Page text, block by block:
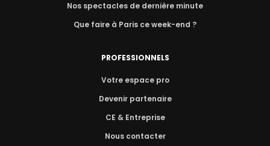
Nos spectacles de dernière minute
Que faire à Paris ce week-end ?
PROFESSIONNELS
Votre espace pro
Devenir partenaire
CE & Entreprise
Nous contacter